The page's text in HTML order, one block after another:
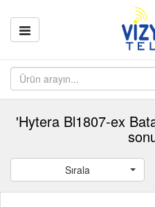
'Hytera Bl1807-ex
Sırala